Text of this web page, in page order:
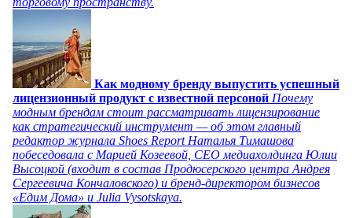
Как модному бренду выпустить успешный
лицензионный продукт с известной персоной Почему
модным брендам стоит рассматривать лицензирование
как стратегический инструмент — об этом главный
редактор журнала Shoes Report Наталья Тимашова
побеседовала с Марией Козеевой, СЕО медиахолдинга Юлии
Высоцкой (входит в состав Продюсерского центра Андрея
Сергеевича Кончаловского) и бренд-директором бизнесов
«Едим Дома» и Julia Vysotskaya.